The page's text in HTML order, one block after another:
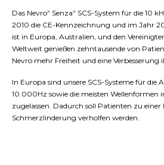
Das Nevro® Senza® SCS-System für die 10
2010 die CE-Kennzeichnung und im Jahr
ist in Europa, Australien, und den
Weltweit genießen zehntausende von
Nevro mehr Freiheit und eine Verbesserung
In Europa sind unsere SCS-Systeme für die
10.000Hz sowie die meisten Wellenformen
zugelassen. Dadurch soll Patienten zu
Schmerzlinderung verholfen werden.